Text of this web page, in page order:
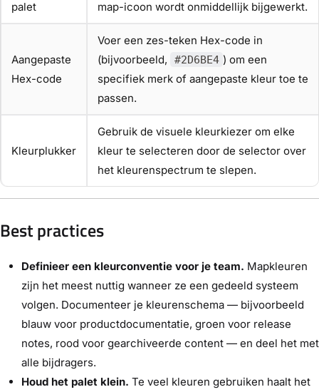
palet map-icoon wordt onmiddellijk bijgewerkt.
Aangepaste
Hex-code
Voer een zes-teken Hex-code in
(bijvoorbeeld,
#2D6BE4 ) om een
specifiek merk of aangepaste kleur toe te
passen.
Kleurplukker
Gebruik de visuele kleurkiezer om elke
kleur te selecteren door de selector over
het kleurenspectrum te slepen.
Best practices
Definieer een kleurconventie voor je team. Mapkleuren
zijn het meest nuttig wanneer ze een gedeeld systeem
volgen. Documenteer je kleurenschema — bijvoorbeeld
blauw voor productdocumentatie, groen voor release
notes, rood voor gearchiveerde content — en deel het met
alle bijdragers.
Houd het palet klein. Te veel kleuren gebruiken haalt het